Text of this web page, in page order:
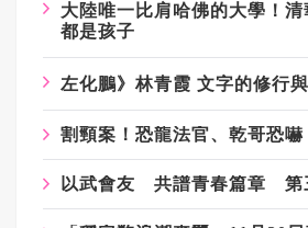
大陸唯一比肩哈佛的大學！
都是孩子
左化鵬》林青霞 文字的修行